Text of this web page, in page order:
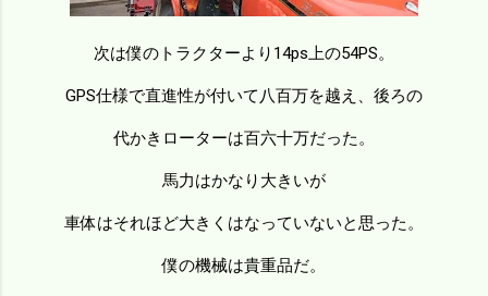
次は僕のトラクターより14ps上の54PS。
GPS仕様で直進性が付いて八百万を越え、後ろの
代かきローターは百六十万だった。
馬力はかなり大きいが
車体はそれほど大きくはなっていないと思った。
僕の機械は貴重品だ。